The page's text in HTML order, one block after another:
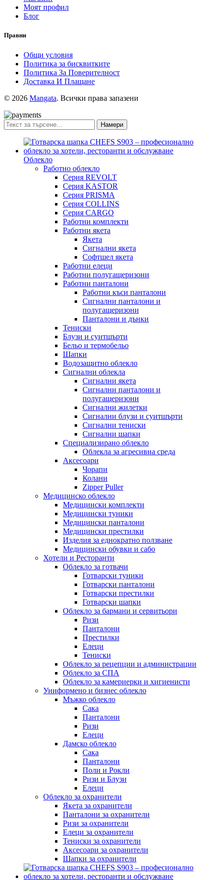
Моят профил
Блог
Правни
Общи условия
Политика за бисквитките
Политика За Поверителност
Доставка И Плащане
© 2026 Mangata. Всички права запазени
Намери
Облекло
Работно облекло
Серия REVOLT
Серия KASTOR
Серия PRISMA
Серия COLLINS
Серия CARGO
Работни комплекти
Работни якета
Якета
Сигнални якета
Софтшел якета
Работни елеци
Работни полугащеризони
Работни панталони
Работни къси панталони
Сигнални панталони и
полугащеризони
Панталони и дънки
Тениски
Блузи и суитшърти
Бельо и термобельо
Шапки
Водозащитно облекло
Сигнални облекла
Сигнални якета
Сигнални панталони и
полугащеризони
Сигнални жилетки
Сигнални блузи и суитшърти
Сигнални тениски
Сигнални шапки
Специализирано облекло
Облекла за агресивна среда
Аксесоари
Чорапи
Колани
Zipper Puller
Медицинско облекло
Медицински комплекти
Медицински туники
Медицински панталони
Медицински престилки
Изделия за еднократно ползване
Медицински обувки и сабо
Хотели и Ресторанти
Облекло за готвачи
Готварски туники
Готварски панталони
Готварски престилки
Готварски шапки
Облекло за бармани и сервитьори
Ризи
Панталони
Престилки
Елеци
Тениски
Облекло за рецепции и администрации
Облекло за СПА
Облекло за камериерки и хигиенисти
Униформено и бизнес облекло
Мъжко облекло
Сака
Панталони
Ризи
Елеци
Дамско облекло
Сака
Панталони
Поли и Рокли
Ризи и Блузи
Елеци
Облекло за охранители
Якета за охранители
Панталони за охранители
Ризи за охранители
Елеци за охранители
Тениски за охранители
Аксесоари за охранители
Шапки за охранители